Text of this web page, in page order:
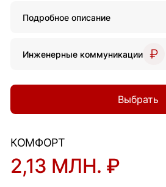
Подробное описание
Инженерные коммуникации
Выбрать
КОМФОРТ
2,13 МЛН. ₽